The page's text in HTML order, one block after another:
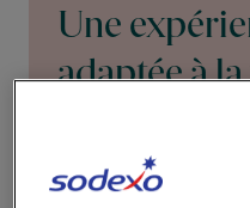
Une
adaptée à
Modern Recipe est
aux attentes des